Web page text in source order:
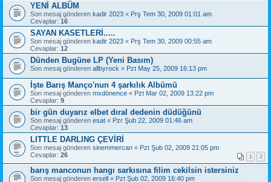
YENİ ALBÜM
Son mesaj gönderen kadir 2023 « Prş Tem 30, 2009 01:01 am
Cevaplar: 16
SAYAN KASETLERİ.....
Son mesaj gönderen kadir 2023 « Prş Tem 30, 2009 00:55 am
Cevaplar: 12
Dünden Bugüne LP (Yeni Basım)
Son mesaj gönderen allbyrock « Pzt May 25, 2009 16:13 pm
İşte Barış Manço'nun 4 şarkılık Albümü
Son mesaj gönderen mxdönence « Pzt Mar 02, 2009 13:22 pm
Cevaplar: 9
bir gün duyarız elbet dıral dedenin düdüğünü
Son mesaj gönderen esat « Pzr Şub 22, 2009 01:46 am
Cevaplar: 13
LITTLE DARLING ÇEVİRİ
Son mesaj gönderen sinemmercan « Pzt Şub 02, 2009 21:05 pm
Cevaplar: 26 1 2
barış manconun hangı sarkısına filim cekilsin istersiniz
Son mesaj gönderen ersell « Pzt Şub 02, 2009 16:40 pm